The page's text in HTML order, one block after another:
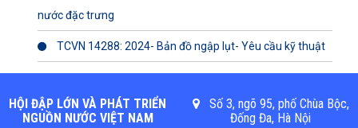
nước đặc trưng
TCVN 14288: 2024- Bản đồ ngập lụt- Yêu cầu kỹ thuật
HỘI ĐẬP LỚN VÀ PHÁT TRIỂN
NGUỒN NƯỚC VIỆT NAM
Số 3, ngõ 95, phố Chùa Bộc,
Đống Đa, Hà Nội